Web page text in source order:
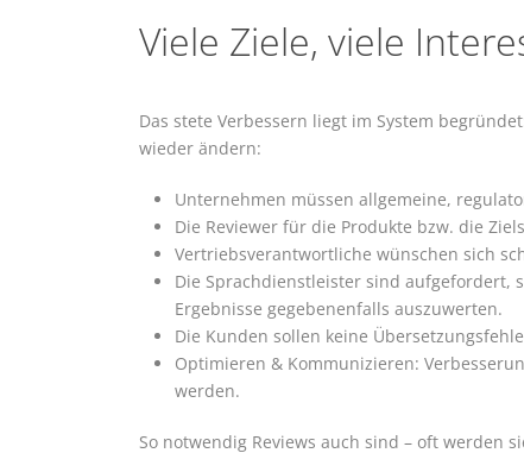
Viele Ziele, viele
Das stete Verbessern liegt im System
wieder ändern:
Unternehmen müssen allgemeine,
Die Reviewer für die Produkte bzw. die
Vertriebsverantwortliche wünschen sich
Die Sprachdienstleister sind aufgefordert,
Ergebnisse gegebenenfalls auszuwerten.
Die Kunden sollen keine
Optimieren & Kommunizieren:
werden.
So notwendig Reviews auch sind – oft